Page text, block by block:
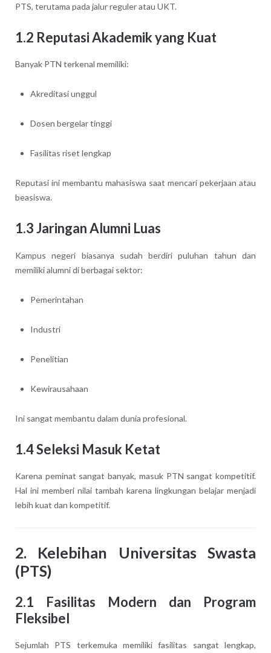
PTS, terutama pada jalur reguler atau UKT.
1.2 Reputasi Akademik yang Kuat
Banyak PTN terkenal memiliki:
Akreditasi unggul
Dosen bergelar tinggi
Fasilitas riset lengkap
Reputasi ini membantu mahasiswa saat mencari pekerjaan atau
beasiswa.
1.3 Jaringan Alumni Luas
Kampus negeri biasanya sudah berdiri puluhan tahun dan
memiliki alumni di berbagai sektor:
Pemerintahan
Industri
Penelitian
Kewirausahaan
Ini sangat membantu dalam dunia profesional.
1.4 Seleksi Masuk Ketat
Karena peminat sangat banyak, masuk PTN sangat kompetitif.
Hal ini memberi nilai tambah karena lingkungan belajar menjadi
lebih kuat dan kompetitif.
2. Kelebihan Universitas Swasta
(PTS)
2.1 Fasilitas Modern dan Program
Fleksibel
Sejumlah PTS terkemuka memiliki fasilitas sangat lengkap,